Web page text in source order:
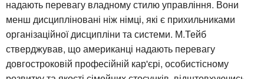
надають перевагу владному стилю управління. Вони
менш дисципліновані ніж німці, які є прихильниками
організаційної дисципліни та системи. М.Тейб
стверджував, що американці надають перевагу
довгостроковій професійній кар'єрі, особистісному